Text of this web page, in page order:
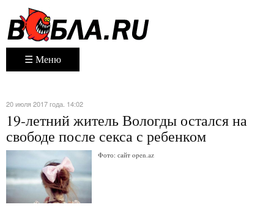
☰ Меню
20 июля 2017 года. 14:02
19-летний житель Вологды остался на
свободе после секса с ребенком
Фото: сайт open.az